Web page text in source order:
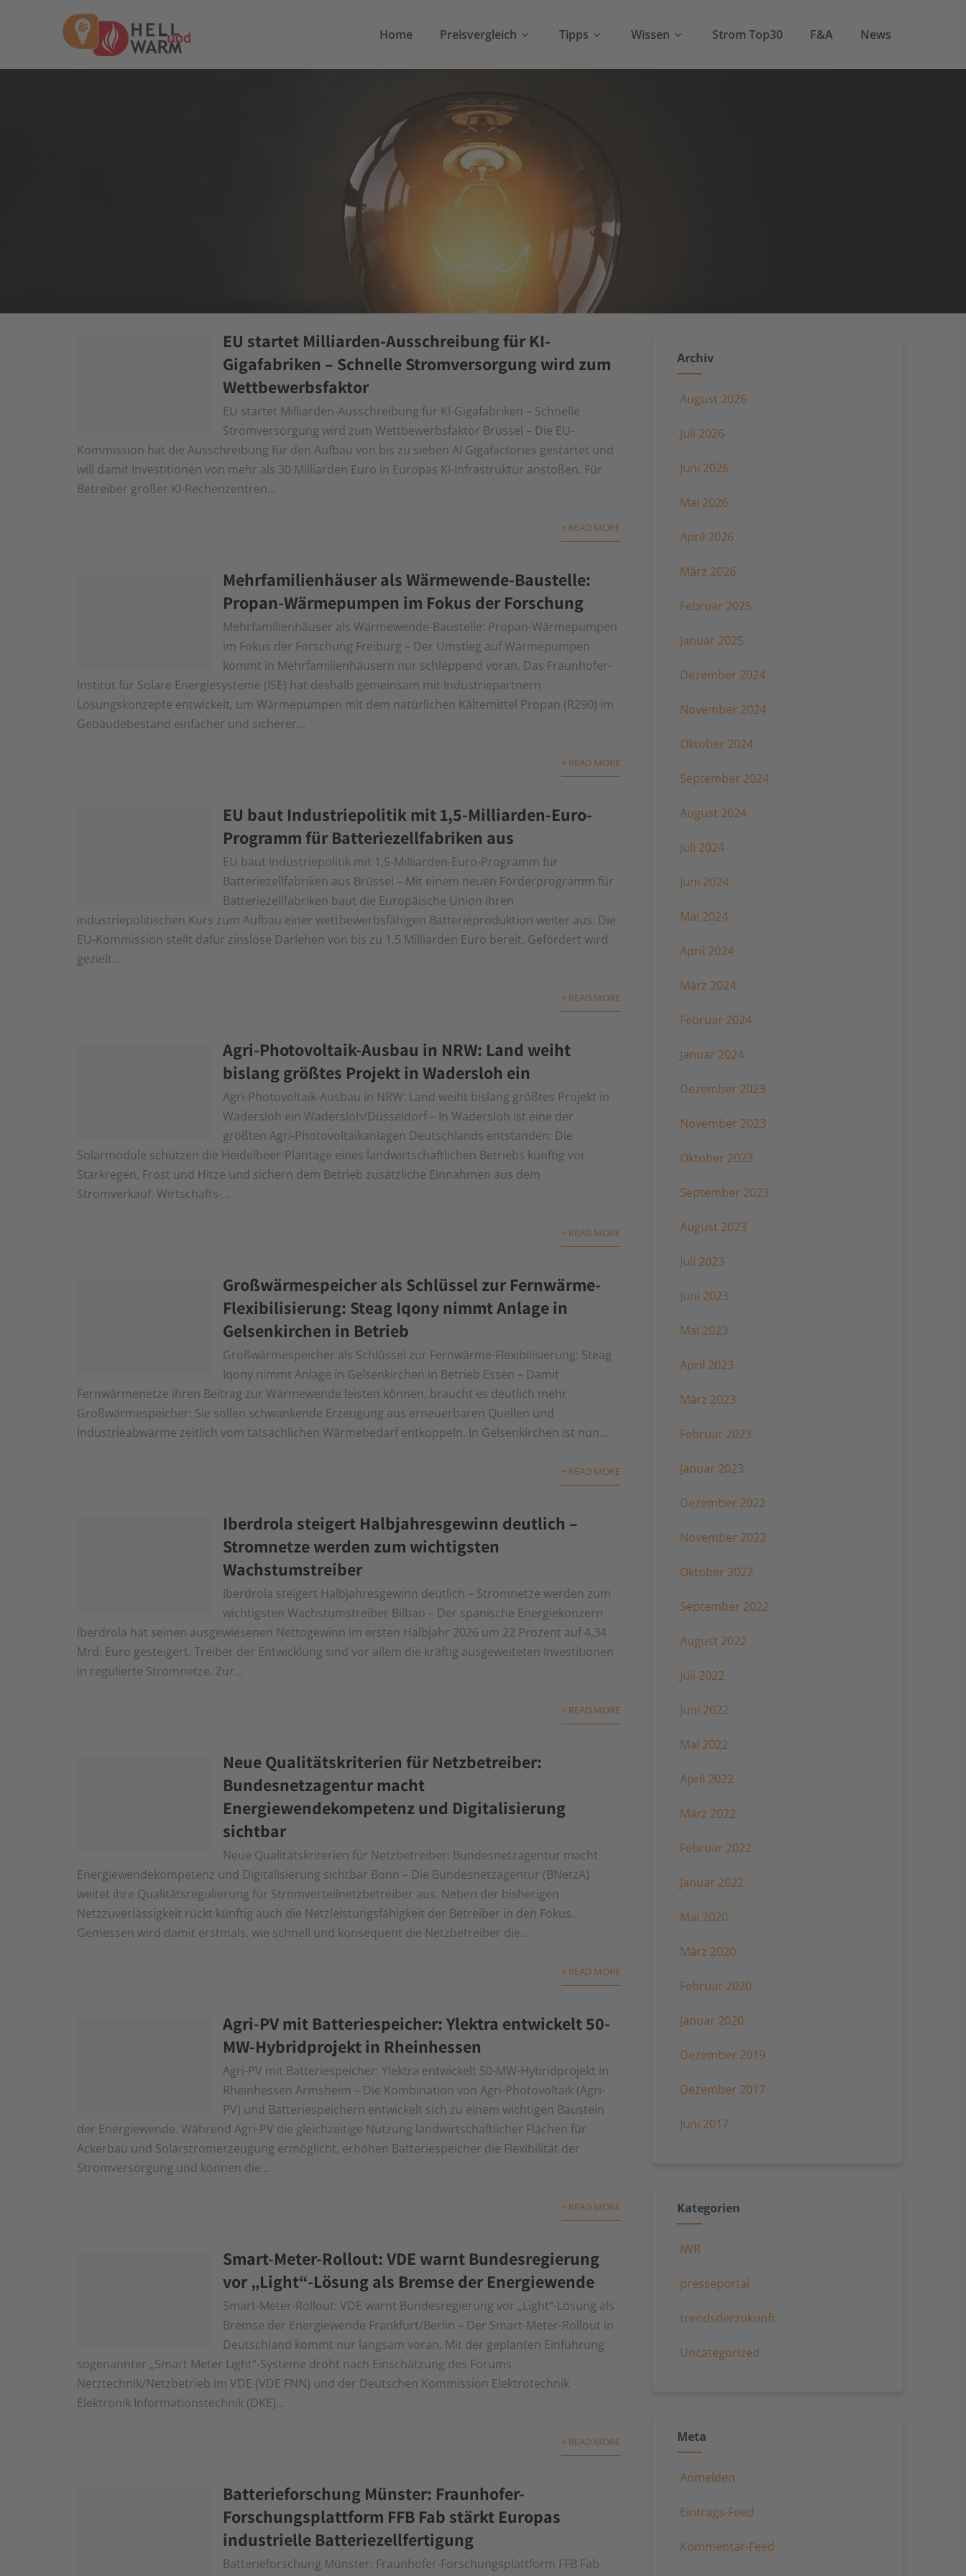
Home Preisvergleich Tipps Wissen Strom Top30 F&A News
EU startet Milliarden-Ausschreibung für KI-
Gigafabriken – Schnelle Stromversorgung wird zum
Wettbewerbsfaktor
EU startet Milliarden-Ausschreibung für KI-Gigafabriken – Schnelle
Stromversorgung wird zum Wettbewerbsfaktor Brüssel – Die EU-
Kommission hat die Ausschreibung für den Aufbau von bis zu sieben AI Gigafactories gestartet und
will damit Investitionen von mehr als 30 Milliarden Euro in Europas KI-Infrastruktur anstoßen. Für
Betreiber großer KI-Rechenzentren...
+ READ MORE
Mehrfamilienhäuser als Wärmewende-Baustelle:
Propan-Wärmepumpen im Fokus der Forschung
Mehrfamilienhäuser als Wärmewende-Baustelle: Propan-Wärmepumpen
im Fokus der Forschung Freiburg – Der Umstieg auf Wärmepumpen
kommt in Mehrfamilienhäusern nur schleppend voran. Das Fraunhofer-
Institut für Solare Energiesysteme (ISE) hat deshalb gemeinsam mit Industriepartnern
Lösungskonzepte entwickelt, um Wärmepumpen mit dem natürlichen Kältemittel Propan (R290) im
Gebäudebestand einfacher und sicherer...
+ READ MORE
EU baut Industriepolitik mit 1,5-Milliarden-Euro-
Programm für Batteriezellfabriken aus
EU baut Industriepolitik mit 1,5-Milliarden-Euro-Programm für
Batteriezellfabriken aus Brüssel – Mit einem neuen Förderprogramm für
Batteriezellfabriken baut die Europäische Union ihren
industriepolitischen Kurs zum Aufbau einer wettbewerbsfähigen Batterieproduktion weiter aus. Die
EU-Kommission stellt dafür zinslose Darlehen von bis zu 1,5 Milliarden Euro bereit. Gefördert wird
gezielt...
+ READ MORE
Agri-Photovoltaik-Ausbau in NRW: Land weiht
bislang größtes Projekt in Wadersloh ein
Agri-Photovoltaik-Ausbau in NRW: Land weiht bislang größtes Projekt in
Wadersloh ein Wadersloh/Düsseldorf – In Wadersloh ist eine der
größten Agri-Photovoltaikanlagen Deutschlands entstanden: Die
Solarmodule schützen die Heidelbeer-Plantage eines landwirtschaftlichen Betriebs künftig vor
Starkregen, Frost und Hitze und sichern dem Betrieb zusätzliche Einnahmen aus dem
Stromverkauf. Wirtschafts-...
+ READ MORE
Großwärmespeicher als Schlüssel zur Fernwärme-
Flexibilisierung: Steag Iqony nimmt Anlage in
Gelsenkirchen in Betrieb
Großwärmespeicher als Schlüssel zur Fernwärme-Flexibilisierung: Steag
Iqony nimmt Anlage in Gelsenkirchen in Betrieb Essen – Damit
Fernwärmenetze ihren Beitrag zur Wärmewende leisten können, braucht es deutlich mehr
Großwärmespeicher: Sie sollen schwankende Erzeugung aus erneuerbaren Quellen und
Industrieabwärme zeitlich vom tatsächlichen Wärmebedarf entkoppeln. In Gelsenkirchen ist nun...
+ READ MORE
Iberdrola steigert Halbjahresgewinn deutlich –
Stromnetze werden zum wichtigsten
Wachstumstreiber
Iberdrola steigert Halbjahresgewinn deutlich – Stromnetze werden zum
wichtigsten Wachstumstreiber Bilbao – Der spanische Energiekonzern
Iberdrola hat seinen ausgewiesenen Nettogewinn im ersten Halbjahr 2026 um 22 Prozent auf 4,34
Mrd. Euro gesteigert. Treiber der Entwicklung sind vor allem die kräftig ausgeweiteten Investitionen
in regulierte Stromnetze. Zur...
+ READ MORE
Neue Qualitätskriterien für Netzbetreiber:
Bundesnetzagentur macht
Energiewendekompetenz und Digitalisierung
sichtbar
Neue Qualitätskriterien für Netzbetreiber: Bundesnetzagentur macht
Energiewendekompetenz und Digitalisierung sichtbar Bonn – Die Bundesnetzagentur (BNetzA)
weitet ihre Qualitätsregulierung für Stromverteilnetzbetreiber aus. Neben der bisherigen
Netzzuverlässigkeit rückt künftig auch die Netzleistungsfähigkeit der Betreiber in den Fokus.
Gemessen wird damit erstmals, wie schnell und konsequent die Netzbetreiber die...
+ READ MORE
Agri-PV mit Batteriespeicher: Ylektra entwickelt 50-
MW-Hybridprojekt in Rheinhessen
Agri-PV mit Batteriespeicher: Ylektra entwickelt 50-MW-Hybridprojekt in
Rheinhessen Armsheim – Die Kombination von Agri-Photovoltaik (Agri-
PV) und Batteriespeichern entwickelt sich zu einem wichtigen Baustein
der Energiewende. Während Agri-PV die gleichzeitige Nutzung landwirtschaftlicher Flächen für
Ackerbau und Solarstromerzeugung ermöglicht, erhöhen Batteriespeicher die Flexibilität der
Stromversorgung und können die...
+ READ MORE
Smart-Meter-Rollout: VDE warnt Bundesregierung
vor „Light“-Lösung als Bremse der Energiewende
Smart-Meter-Rollout: VDE warnt Bundesregierung vor „Light“-Lösung als
Bremse der Energiewende Frankfurt/Berlin – Der Smart-Meter-Rollout in
Deutschland kommt nur langsam voran. Mit der geplanten Einführung
sogenannter „Smart Meter Light“-Systeme droht nach Einschätzung des Forums
Netztechnik/Netzbetrieb im VDE (VDE FNN) und der Deutschen Kommission Elektrotechnik
Elektronik Informationstechnik (DKE)...
+ READ MORE
Batterieforschung Münster: Fraunhofer-
Forschungsplattform FFB Fab stärkt Europas
industrielle Batteriezellfertigung
Batterieforschung Münster: Fraunhofer-Forschungsplattform FFB Fab
Archiv
August 2026
Juli 2026
Juni 2026
Mai 2026
April 2026
März 2026
Februar 2025
Januar 2025
Dezember 2024
November 2024
Oktober 2024
September 2024
August 2024
Juli 2024
Juni 2024
Mai 2024
April 2024
März 2024
Februar 2024
Januar 2024
Dezember 2023
November 2023
Oktober 2023
September 2023
August 2023
Juli 2023
Juni 2023
Mai 2023
April 2023
März 2023
Februar 2023
Januar 2023
Dezember 2022
November 2022
Oktober 2022
September 2022
August 2022
Juli 2022
Juni 2022
Mai 2022
April 2022
März 2022
Februar 2022
Januar 2022
Mai 2020
März 2020
Februar 2020
Januar 2020
Dezember 2019
Dezember 2017
Juni 2017
Kategorien
IWR
presseportal
trendsderzukunft
Uncategorized
Meta
Anmelden
Eintrags-Feed
Kommentar-Feed